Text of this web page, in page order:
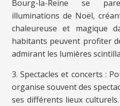
Bourg-la-Reine se
illuminations de Noël,
chaleureuse et magique
habitants peuvent profiter
admirant les lumières
3. Spectacles et concerts :
organise souvent des
ses différents lieux